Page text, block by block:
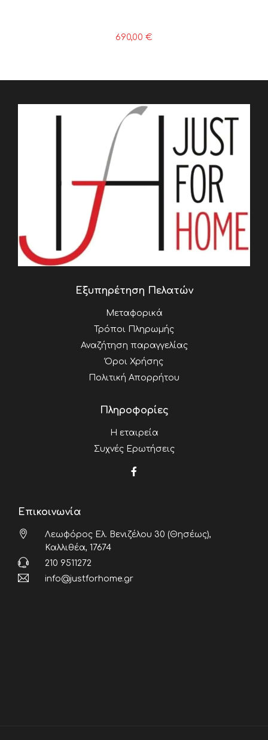
690,00 €
Εξυπηρέτηση Πελατών
Μεταφορικά
Τρόποι Πληρωμής
Αναζήτηση παραγγελίας
Όροι Χρήσης
Πολιτική Απορρήτου
Πληροφορίες
Η εταιρεία
Συχνές Ερωτήσεις
Επικοινωνία
Λεωφόρος Ελ. Βενιζέλου 30 (Θησέως),
Καλλιθέα, 17674
210 9511272
info@justforhome.gr